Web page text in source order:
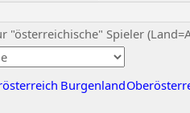
"österreichische" Spieler
Burgenland